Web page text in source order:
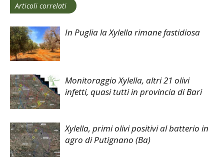
Articoli correlati
In Puglia la Xylella rimane fastidiosa
Monitoraggio Xylella, altri 21 olivi
infetti, quasi tutti in provincia di Bari
Xylella, primi olivi positivi al batterio in
agro di Putignano (Ba)